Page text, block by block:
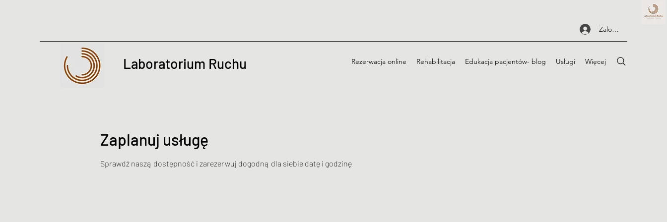
Zaloguj się
Laboratorium Ruchu Rezerwacja online Rehabilitacja Edukacja pacjentów- blog Usługi Więcej
Zaplanuj usługę
Sprawdź naszą dostępność i zarezerwuj dogodną dla siebie datę i godzinę